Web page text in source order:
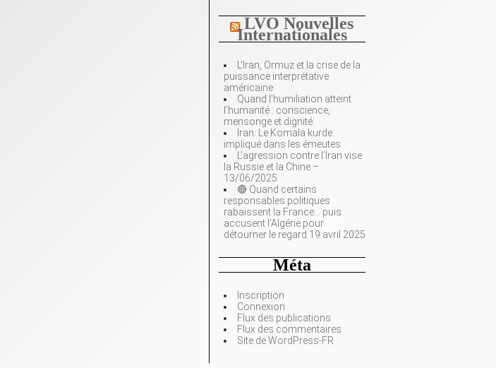
LVO Nouvelles
Internationales
L’Iran, Ormuz et la crise de la
puissance interprétative
américaine
Quand l’humiliation atteint
l’humanité : conscience,
mensonge et dignité
Iran: Le Komala kurde
impliqué dans les émeutes
L’agression contre l’Iran vise
la Russie et la Chine –
13/06/2025
🔴 Quand certains
responsables politiques
rabaissent la France… puis
accusent l’Algérie pour
détourner le regard 19 avril 2025
Méta
Inscription
Connexion
Flux des publications
Flux des commentaires
Site de WordPress-FR